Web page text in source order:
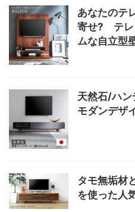
あなたのテ
寄せ? テレ
ムな自立型
天然石/ハン
モダンデザ
タモ無垢材
を使った人